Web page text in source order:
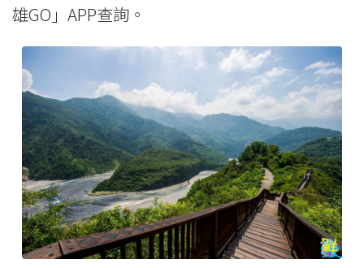
雄GO」APP查詢。